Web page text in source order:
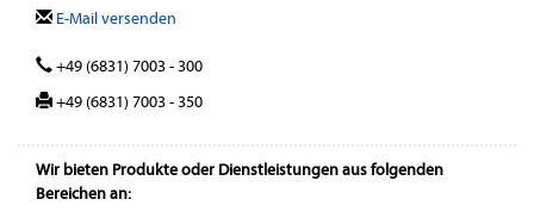
E-Mail versenden
+49 (6831) 7003 - 300
+49 (6831) 7003 - 350
Wir bieten Produkte oder Dienstleistungen aus folgenden
Bereichen an: